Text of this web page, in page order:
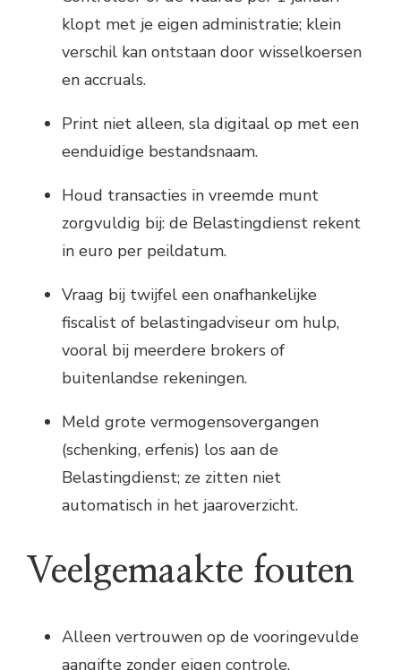
klopt met je eigen administratie; klein
verschil kan ontstaan door wisselkoersen
en accruals.
Print niet alleen, sla digitaal op met een
eenduidige bestandsnaam.
Houd transacties in vreemde munt
zorgvuldig bij: de Belastingdienst rekent
in euro per peildatum.
Vraag bij twijfel een onafhankelijke
fiscalist of belastingadviseur om hulp,
vooral bij meerdere brokers of
buitenlandse rekeningen.
Meld grote vermogensovergangen
(schenking, erfenis) los aan de
Belastingdienst; ze zitten niet
automatisch in het jaaroverzicht.
Veelgemaakte fouten
Alleen vertrouwen op de vooringevulde
aangifte zonder eigen controle.